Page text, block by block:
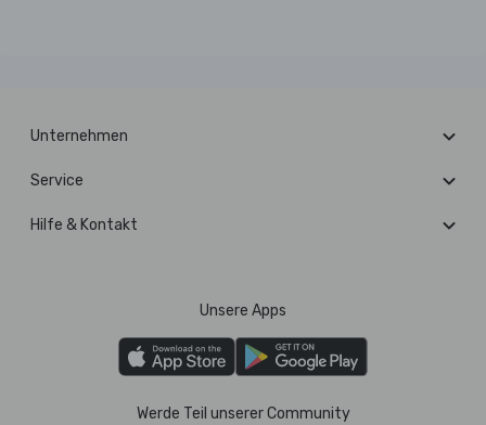
Unternehmen
Service
Hilfe & Kontakt
Unsere Apps
Werde Teil unserer Community